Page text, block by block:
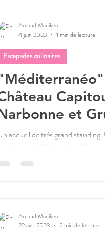
et
accueil de très grand
expérience raffinées. Une
sans êtr
Escapades culinaires
Arnaud Manikeo
4 juin 2023
1 min de lecture
Arnaud Manikeo
22 avr. 2023
2 min de lecture